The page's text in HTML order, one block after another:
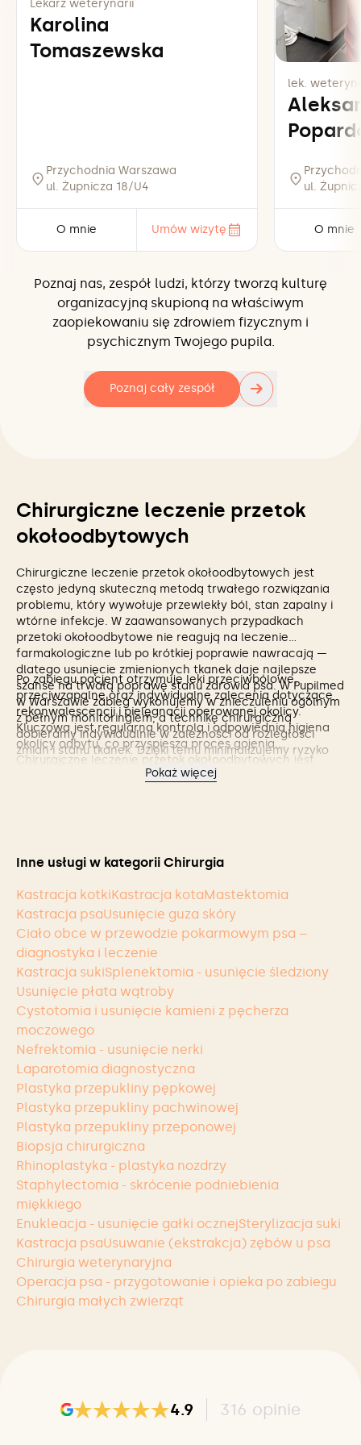
Lekarz weterynarii
Karolina
Tomaszewska
Przychodnia Warszawa
ul. Żupnicza 18/U4
O mnie Umów wizytę
lek.
ul.
O mnie
Poznaj nas, zespół ludzi, którzy tworzą kulturę
organizacyjną skupioną na właściwym
zaopiekowaniu się zdrowiem fizycznym i
psychicznym Twojego pupila.
Poznaj cały zespół →
Chirurgiczne leczenie przetok
okołoodbytowych
Chirurgiczne leczenie przetok okołoodbytowych jest
często jedyną skuteczną metodą trwałego rozwiązania
problemu, który wywołuje przewlekły ból, stan zapalny i
wtórne infekcje. W zaawansowanych przypadkach
przetoki okołoodbytowe nie reagują na leczenie
farmakologiczne lub po krótkiej poprawie nawracają —
dlatego usunięcie zmienionych tkanek daje najlepsze
szanse na trwałą poprawę stanu zdrowia psa. W Pupilmed
w Warszawie zabieg wykonujemy w znieczuleniu ogólnym
z pełnym monitoringiem, a technikę chirurgiczną
dobieramy indywidualnie w zależności od rozległości
zmian i stanu tkanek. Dzięki temu minimalizujemy ryzyko
powikłań i skracamy czas gojenia.
Po zabiegu pacjent otrzymuje leki przeciwbólowe,
przeciwzapalne oraz indywidualne zalecenia dotyczące
rekonwalescencji i pielęgnacji operowanej okolicy.
Kluczowa jest regularna kontrola i odpowiednia higiena
okolicy odbytu, co przyspiesza proces gojenia.
Chirurgiczne leczenie przetok okołoodbytowych jest
zabiegiem, który realnie poprawia komfort życia psa,
Pokaż więcej
Inne usługi w kategorii Chirurgia
Kastracja kotkiKastracja kotaMastektomia
Kastracja psaUsunięcie guza skóry
Ciało obce w przewodzie pokarmowym psa –
diagnostyka i leczenie
Kastracja sukiSplenektomia - usunięcie śledziony
Usunięcie płata wątroby
Cystotomia i usunięcie kamieni z pęcherza
moczowego
Nefrektomia - usunięcie nerki
Laparotomia diagnostyczna
Plastyka przepukliny pępkowej
Plastyka przepukliny pachwinowej
Plastyka przepukliny przeponowej
Biopsja chirurgiczna
Rhinoplastyka - plastyka nozdrzy
Staphylectomia - skrócenie podniebienia
miękkiego
Enukleacja - usunięcie gałki ocznejSterylizacja suki
Kastracja psaUsuwanie (ekstrakcja) zębów u psa
Chirurgia weterynaryjna
Operacja psa - przygotowanie i opieka po zabiegu
Chirurgia małych zwierząt
4.9 316 opinie